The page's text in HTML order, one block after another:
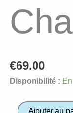
€69.00
Disponibilité :
quantitéAjouter au